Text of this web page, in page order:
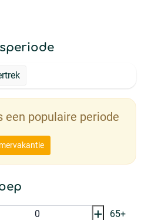
een populaire periode
65+